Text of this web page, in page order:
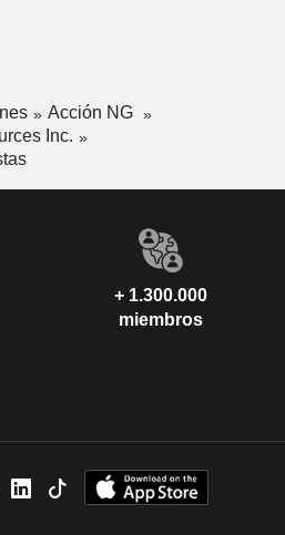
Acción NG
Inc.
+ 1.300.000
miembros